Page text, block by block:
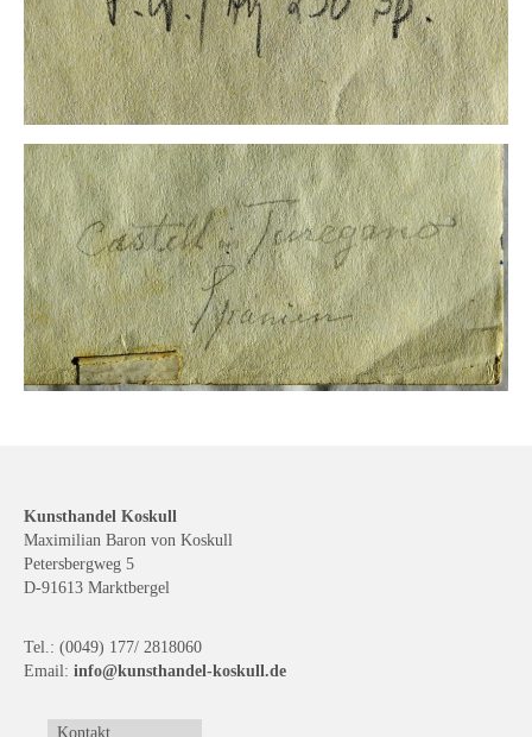
Kunsthandel Koskull
Maximilian Baron von Koskull
Petersbergweg 5
D-91613 Marktbergel
Tel.: (0049) 177/ 2818060
Email: info@kunsthandel-koskull.de
Kontakt